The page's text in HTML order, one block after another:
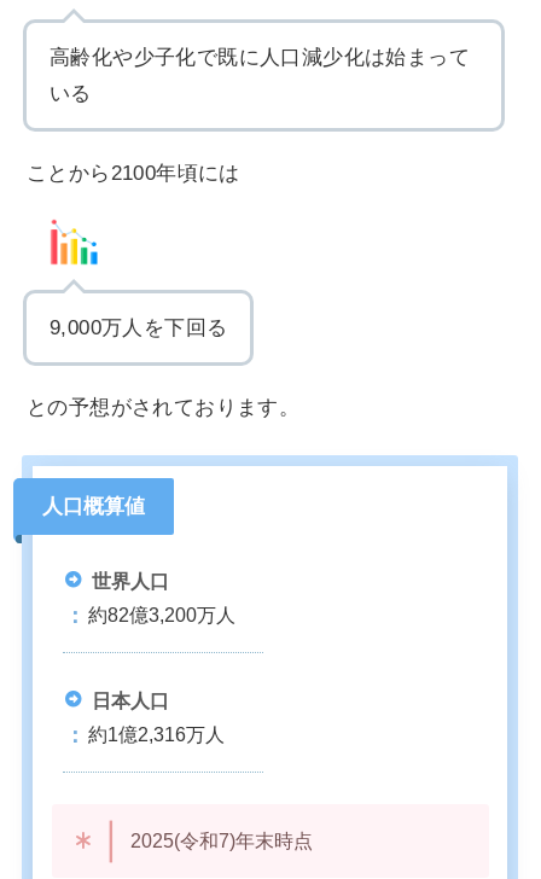
高齢化や少子化で既に人口減少化は始まって
いる
ことから2100年頃には
9,000万人を下回る
との予想がされております。
人口概算値
世界人口
約82億3,200万人
日本人口
約1億2,316万人
2025(令和7)年末時点